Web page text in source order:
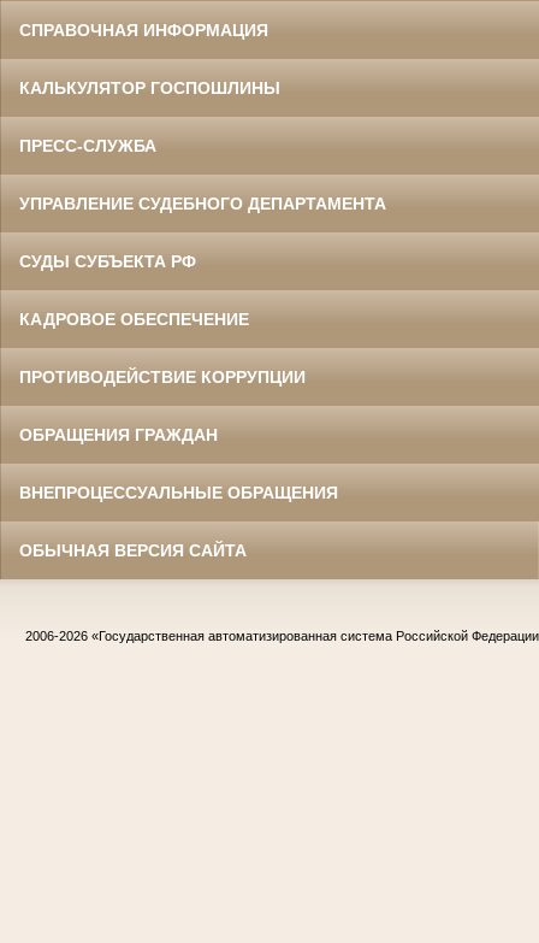
СПРАВОЧНАЯ ИНФОРМАЦИЯ
КАЛЬКУЛЯТОР ГОСПОШЛИНЫ
ПРЕСС-СЛУЖБА
УПРАВЛЕНИЕ СУДЕБНОГО ДЕПАРТАМЕНТА
СУДЫ СУБЪЕКТА РФ
КАДРОВОЕ ОБЕСПЕЧЕНИЕ
ПРОТИВОДЕЙСТВИЕ КОРРУПЦИИ
ОБРАЩЕНИЯ ГРАЖДАН
ВНЕПРОЦЕССУАЛЬНЫЕ ОБРАЩЕНИЯ
ОБЫЧНАЯ ВЕРСИЯ САЙТА
2006-2026 «Государственная автоматизированная система Российской